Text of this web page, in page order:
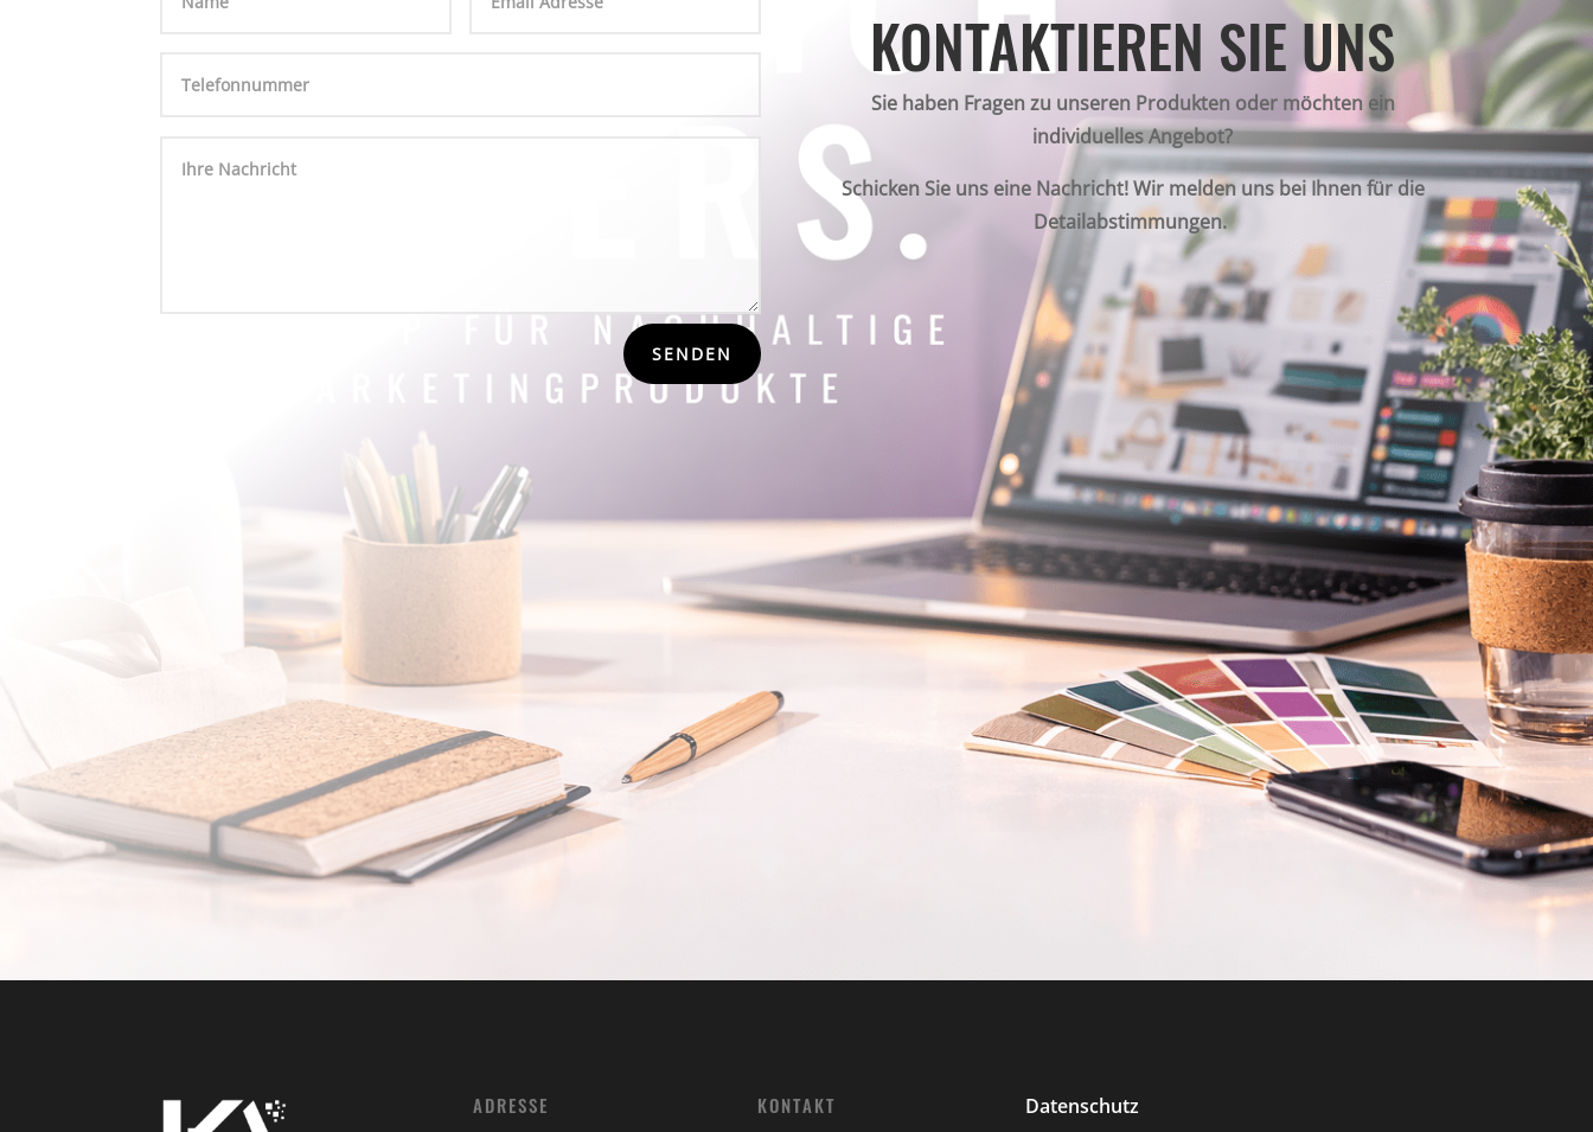
SENDEN
KONTAKTIEREN SIE UNS
Sie haben Fragen zu unseren Produkten oder möchten ein
individuelles Angebot?
Schicken Sie uns eine Nachricht! Wir melden uns bei Ihnen für die
Detailabstimmungen.
ADRESSE KONTAKT Datenschutz